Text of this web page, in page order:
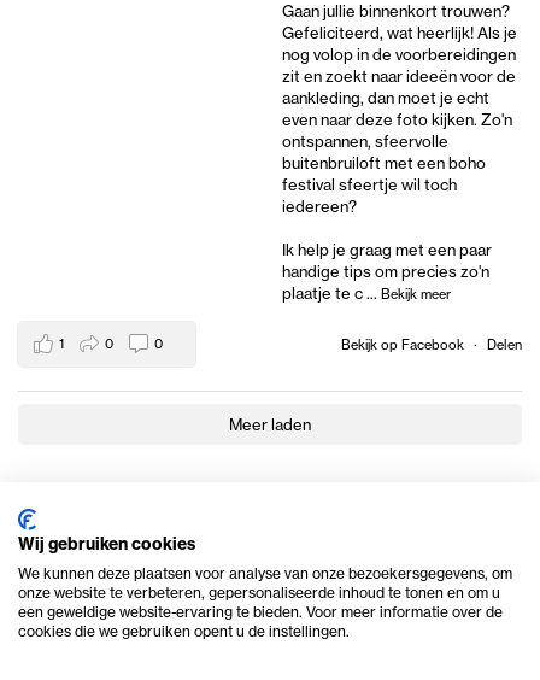
Gaan jullie binnenkort trouwen?
Gefeliciteerd, wat heerlijk! Als je
nog volop in de voorbereidingen
zit en zoekt naar ideeën voor de
aankleding, dan moet je echt
even naar deze foto kijken. Zo'n
ontspannen, sfeervolle
buitenbruiloft met een boho
festival sfeertje wil toch
iedereen?
Ik help je graag met een paar
handige tips om precies zo'n
plaatje te c... Bekijk meer
Bekijk op Facebook · Delen
1 0 0
Meer laden
Wij gebruiken cookies
We kunnen deze plaatsen voor analyse van onze bezoekersgegevens, om
onze website te verbeteren, gepersonaliseerde inhoud te tonen en om u
een geweldige website-ervaring te bieden. Voor meer informatie over de
cookies die we gebruiken opent u de instellingen.